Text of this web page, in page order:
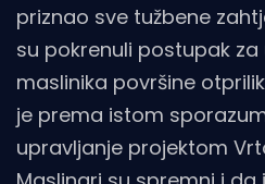
priznao sve tužbene
su pokrenuli postupak za
maslinika površine
je prema istom
upravljanje projektom